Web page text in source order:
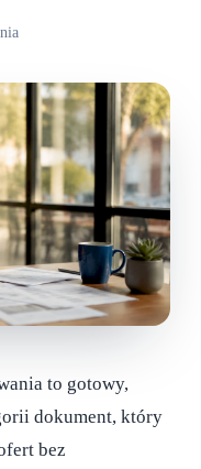
to gotowy,
dokument, który
bez